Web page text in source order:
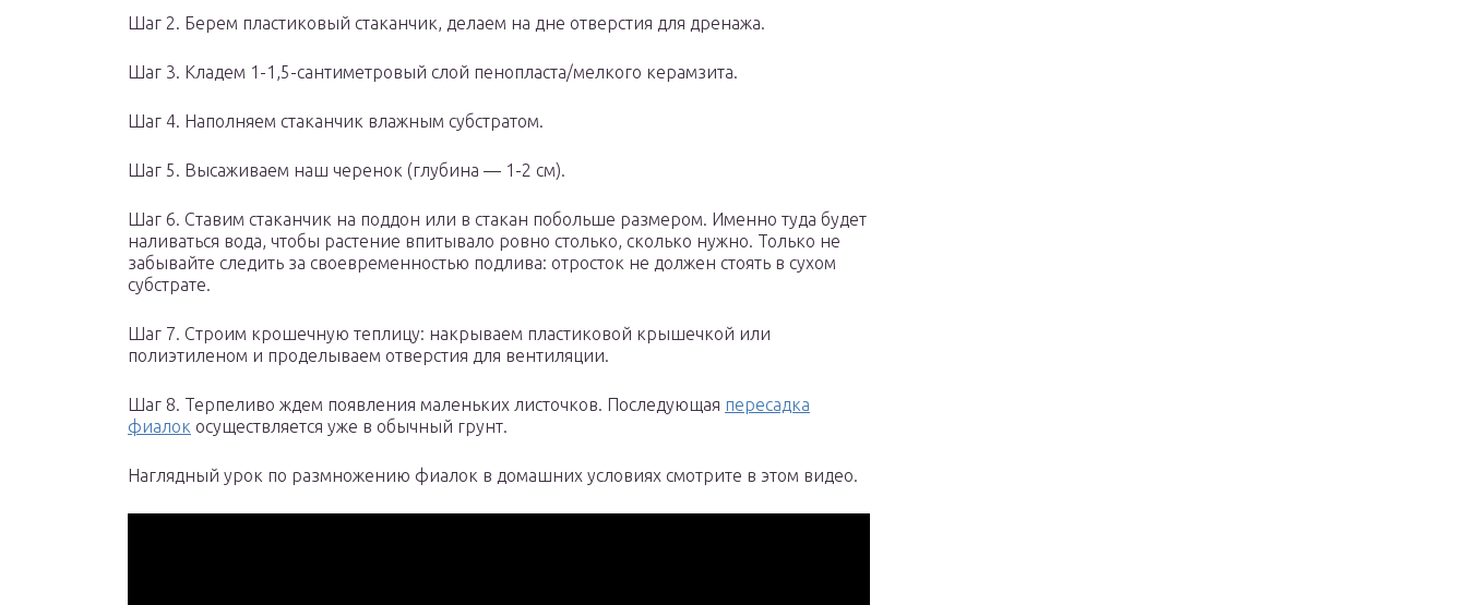
Шаг 2. Берем пластиковый стаканчик, делаем на дне отверстия для дренажа.
Шаг 3. Кладем 1-1,5-сантиметровый слой пенопласта/мелкого керамзита.
Шаг 4. Наполняем стаканчик влажным субстратом.
Шаг 5. Высаживаем наш черенок (глубина — 1-2 см).
Шаг 6. Ставим стаканчик на поддон или в стакан побольше размером. Именно туда будет
наливаться вода, чтобы растение впитывало ровно столько, сколько нужно. Только не
забывайте следить за своевременностью подлива: отросток не должен стоять в сухом
субстрате.
Шаг 7. Строим крошечную теплицу: накрываем пластиковой крышечкой или
полиэтиленом и проделываем отверстия для вентиляции.
Шаг 8. Терпеливо ждем появления маленьких листочков. Последующая пересадка
фиалок осуществляется уже в обычный грунт.
Наглядный урок по размножению фиалок в домашних условиях смотрите в этом видео.